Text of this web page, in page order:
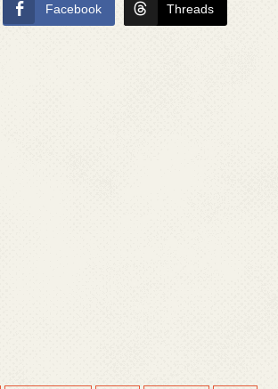
Facebook Threads